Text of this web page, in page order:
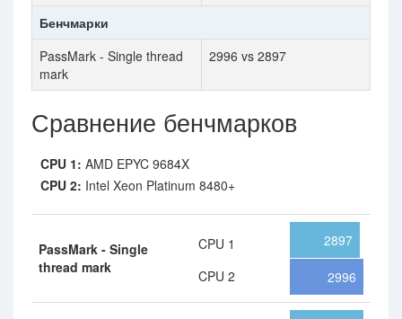
Бенчмарки
PassMark - Single thread
mark
2996 vs 2897
Сравнение бенчмарков
CPU 1: AMD EPYC 9684X
CPU 2: Intel Xeon Platinum 8480+
PassMark - Single
thread mark
CPU 1
CPU 2
2897
2996